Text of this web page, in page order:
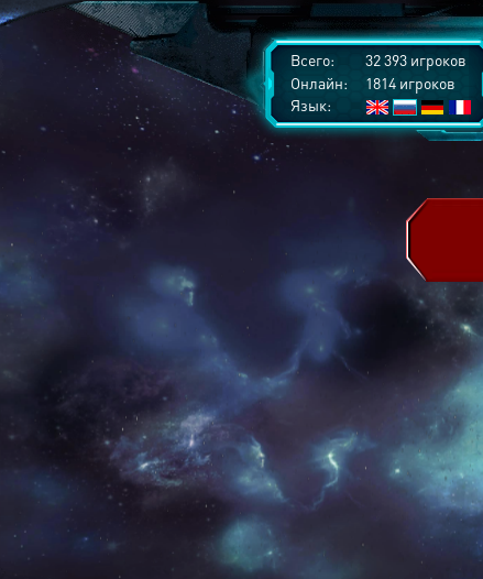
Всего:
32 393 игроков
Онлайн:
1814 игроков
Язык: